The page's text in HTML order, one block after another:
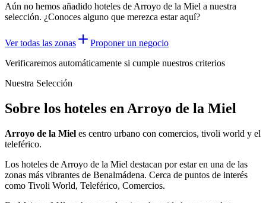
Aún no hemos añadido hoteles de Arroyo de la Miel a nuestra
selección. ¿Conoces alguno que merezca estar aquí?
Ver todas las zonas
Proponer un negocio
Verificaremos automáticamente si cumple nuestros criterios
Nuestra Selección
Sobre los hoteles en Arroyo de la Miel
Arroyo de la Miel es centro urbano con comercios, tivoli world y el
teleférico.
Los hoteles de Arroyo de la Miel destacan por estar en una de las
zonas más vibrantes de Benalmádena. Cerca de puntos de interés
como Tivoli World, Teleférico, Comercios.